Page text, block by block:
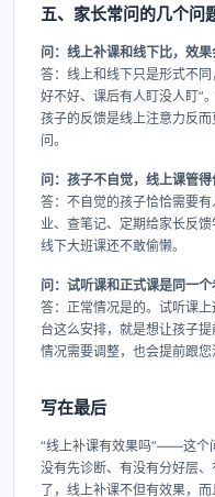
五、家长常问的几个问
问：线上补课和线下比，效果
答：线上和线下只是形式不
好不好、课后有人盯没人盯”
孩子的反馈是线上注意力反
问。
问：孩子不自觉，线上课管得
答：不自觉的孩子恰恰需要
业、查笔记、定期给家长反
线下大班课还不敢偷懒。
问：试听课和正式课是同一个
答：正常情况是的。试听课
台这么安排，就是想让孩子
情况需要调整，也会提前跟您
写在最后
“线上补课有效果吗”——这个
没有先诊断、有没有分好层
了，线上补课不但有效果，